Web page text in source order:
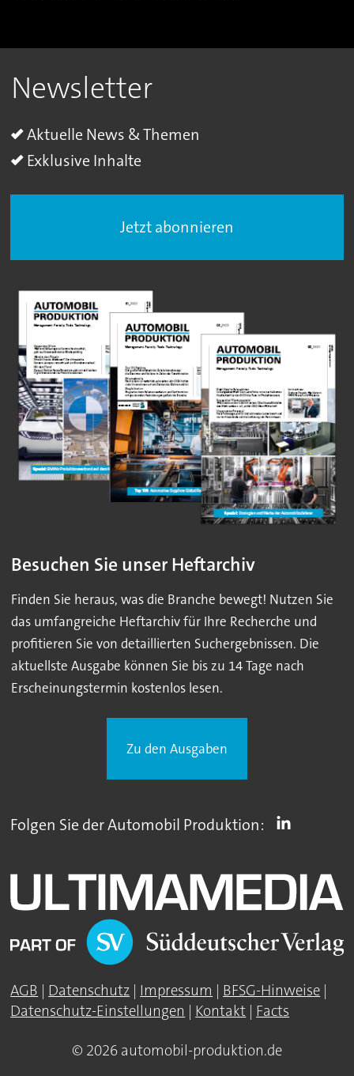
Newsletter
Aktuelle News & Themen
Exklusive Inhalte
Jetzt abonnieren
Besuchen Sie unser Heftarchiv
Finden Sie heraus, was die Branche bewegt! Nutzen Sie
das umfangreiche Heftarchiv für Ihre Recherche und
profitieren Sie von detaillierten Suchergebnissen. Die
aktuellste Ausgabe können Sie bis zu 14 Tage nach
Erscheinungstermin kostenlos lesen.
Zu den Ausgaben
Folgen Sie der Automobil Produktion:
AGB | Datenschutz | Impressum | BFSG-Hinweise |
Datenschutz-Einstellungen | Kontakt | Facts
© 2026 automobil-produktion.de